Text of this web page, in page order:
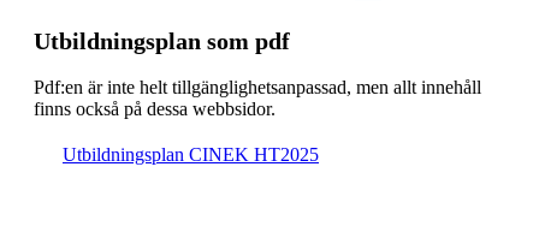
Ut­bild­nings­plan som pdf
Pdf:en är inte helt till­gäng­lig­hets­an­pas­sad, men allt inne­håll
finns också på dessa webb­sidor.
Ut­bild­nings­plan CINEK HT2025